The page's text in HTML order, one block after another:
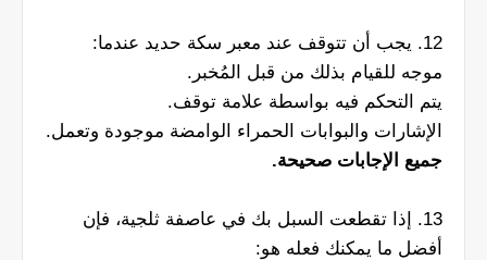
12. يجب أن تتوقف عند معبر سكة حديد عندما:
موجه للقيام بذلك من قبل المُخبر.
يتم التحكم فيه بواسطة علامة توقف.
الإشارات والبوابات الحمراء الوامضة موجودة وتعمل.
جميع الإجابات صحيحة.
13. إذا تقطعت السبل بك في عاصفة ثلجية، فإن
أفضل ما يمكنك فعله هو: